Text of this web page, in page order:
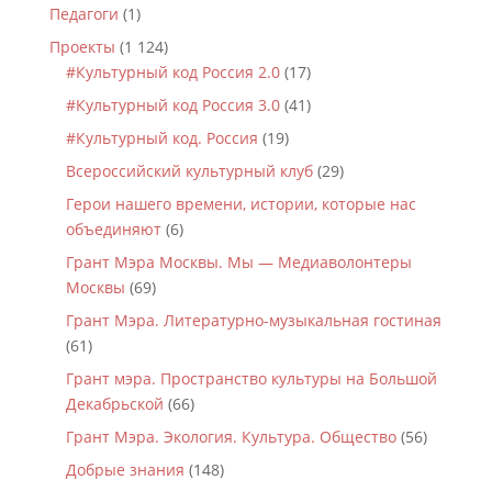
Педагоги (1)
Проекты (1 124)
#Культурный код Россия 2.0(17)
#Культурный код Россия 3.0(41)
#Культурный код. Россия (19)
Всероссийский культурный клуб(29)
Герои нашего времени, истории, которые нас
объединяют(6)
Грант Мэра Москвы. Мы — Медиаволонтеры
Москвы (69)
Грант Мэра. Литературно-музыкальная гостиная
(61)
Грант мэра. Пространство культуры на Большой
Декабрьской (66)
Грант Мэра. Экология. Культура. Общество(56)
Добрые знания (148)